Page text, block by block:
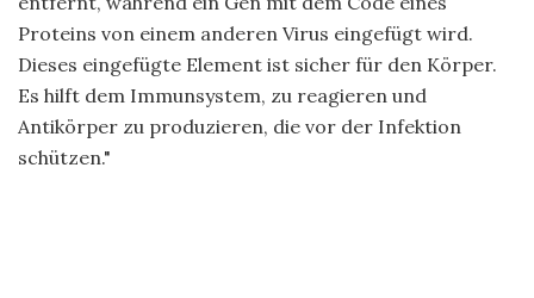
Proteins von einem anderen Virus eingefügt wird.
Dieses eingefügte Element ist sicher für den Körper.
Es hilft dem Immunsystem, zu reagieren und
Antikörper zu produzieren, die vor der Infektion
schützen."